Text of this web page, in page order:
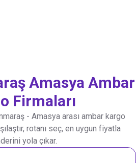
Amasya Ambar
Firmaları
- Amasya arası ambar kargo
rotanı seç, en uygun fiyatla
yola çıkar.